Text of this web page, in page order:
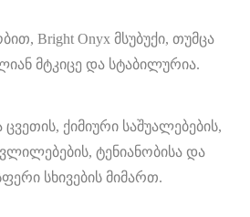
Bright Onyx მსუბუქი, თუმცა
მტკიცე და სტაბილურია.
ქიმიური საშუალებების,
ტენიანობისა და
სხივების მიმართ.